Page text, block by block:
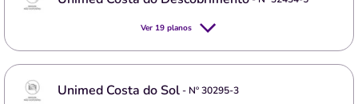
Ver 19 planos
Unimed Costa do Sol- Nº30295-3